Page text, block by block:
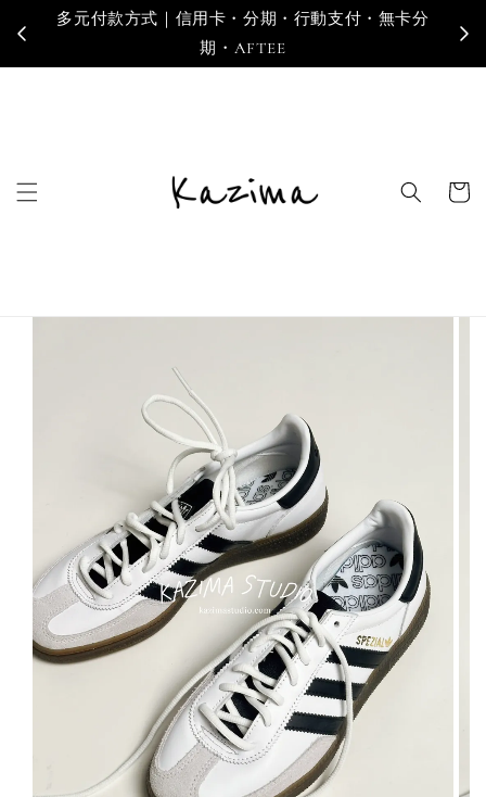
多元付款方式｜信用卡・分期・行動支付・無卡分
期・AFTEE
寄